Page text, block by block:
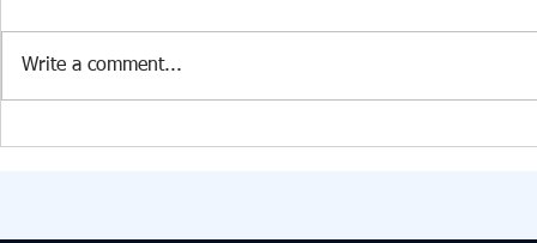
osoba i izbjeglica za opremanje
Write a comment...